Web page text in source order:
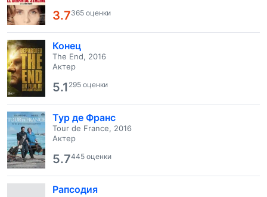
3.7365 оценки
Конец
The End, 2016
Актер
5.1 295 оценки
Тур де Франс
Tour de France, 2016
Актер
5.7445 оценки
Рапсодия